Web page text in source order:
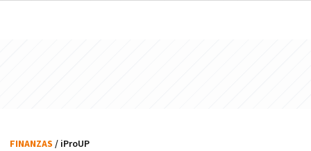
FINANZAS / iProUP